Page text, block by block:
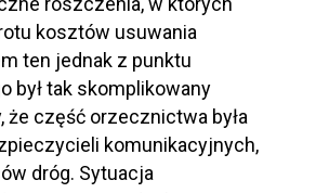
kosztów usuwania
ten jednak z punktu
był tak skomplikowany
że część orzecznictwa była
komunikacyjnych,
dróg. Sytuacja